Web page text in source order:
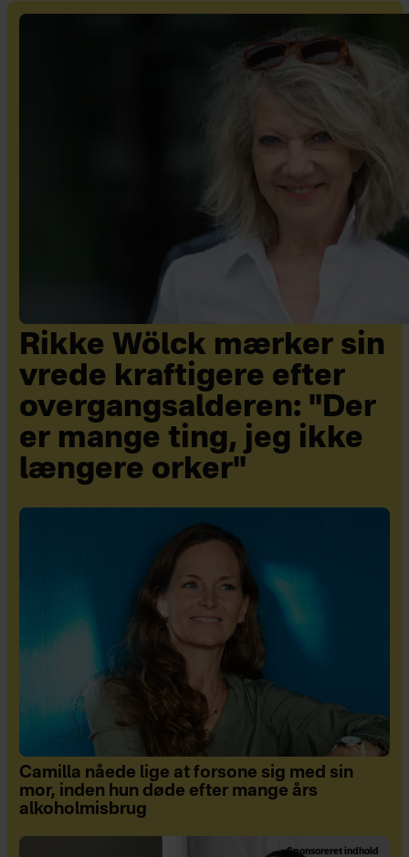
Rikke Wölck mærker sin
vrede kraftigere efter
overgangsalderen: "Der
er mange ting, jeg ikke
længere orker"
Camilla nåede lige at forsone sig med sin
mor, inden hun døde efter mange års
alkoholmisbrug
Sponsoreret indhold